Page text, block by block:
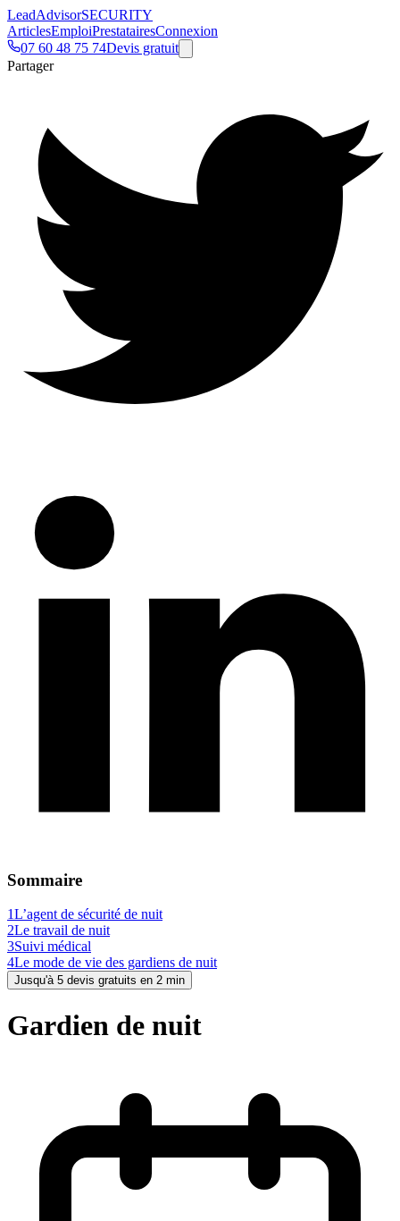
LeadAdvisorSECURITY
ArticlesEmploiPrestatairesConnexion
07 60 48 75 74Devis gratuit
Partager
Sommaire
1L’agent de sécurité de nuit
2Le travail de nuit
3Suivi médical
4Le mode de vie des gardiens de nuit
Jusqu'à 5 devis gratuits en 2 min
Gardien de nuit